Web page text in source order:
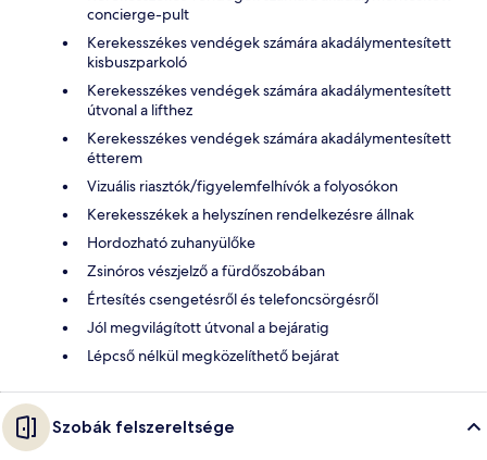
concierge-pult
Kerekesszékes vendégek számára akadálymentesített
kisbuszparkoló
Kerekesszékes vendégek számára akadálymentesített
útvonal a lifthez
Kerekesszékes vendégek számára akadálymentesített
étterem
Vizuális riasztók/figyelemfelhívók a folyosókon
Kerekesszékek a helyszínen rendelkezésre állnak
Hordozható zuhanyülőke
Zsinóros vészjelző a fürdőszobában
Értesítés csengetésről és telefoncsörgésről
Jól megvilágított útvonal a bejáratig
Lépcső nélkül megközelíthető bejárat
Szobák felszereltsége